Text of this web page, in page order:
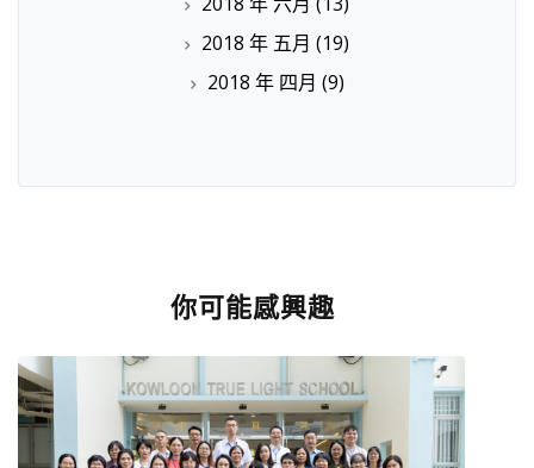
2018 年 五月 (19)
2018 年 四月 (9)
你可能感興趣